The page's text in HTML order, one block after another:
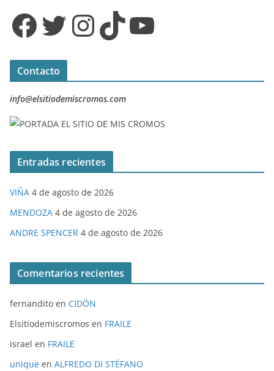
Facebook Twitter InstagramTikTok YouTube
Contacto
info@elsitiodemiscromos.com
Entradas recientes
VIÑA 4 de agosto de 2026
MENDOZA 4 de agosto de 2026
ANDRE SPENCER 4 de agosto de 2026
Comentarios recientes
fernandito en CIDÓN
Elsitiodemiscromos en FRAILE
israel en FRAILE
unique en ALFREDO DI STÉFANO